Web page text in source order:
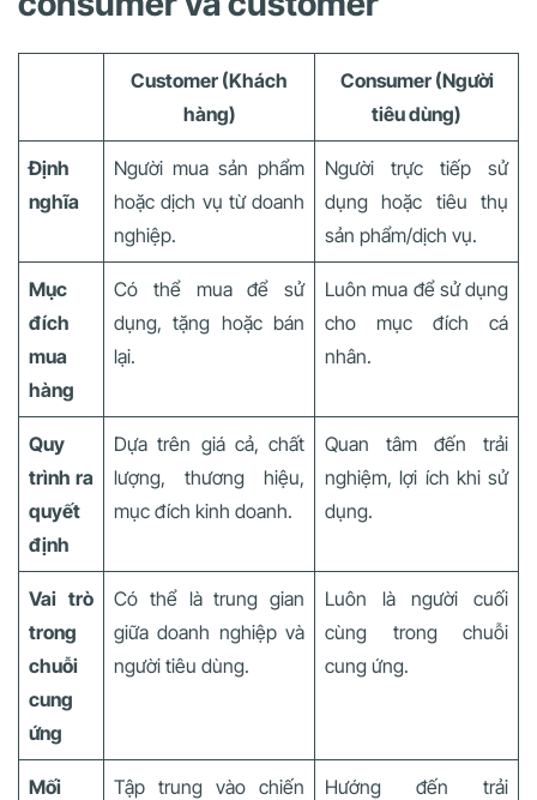
Customer (Khách
hàng)
Consumer (Người
tiêu dùng)
Định
nghĩa
Người mua sản phẩm
hoặc dịch vụ từ doanh
nghiệp.
Người trực tiếp sử
dụng hoặc tiêu thụ
sản phẩm/dịch vụ.
Mục
đích
mua
hàng
Có thể mua để sử
dụng, tặng hoặc bán
lại.
Luôn mua để sử dụng
cho mục đích cá
nhân.
Quy
trình ra
quyết
định
Dựa trên giá cả, chất
lượng, thương hiệu,
mục đích kinh doanh.
Quan tâm đến trải
nghiệm, lợi ích khi sử
dụng.
Vai trò
trong
chuỗi
cung
ứng
Có thể là trung gian
giữa doanh nghiệp và
người tiêu dùng.
Luôn là người cuối
cùng trong chuỗi
cung ứng.
Mối
Tập trung vào chiến
Hướng đến trải